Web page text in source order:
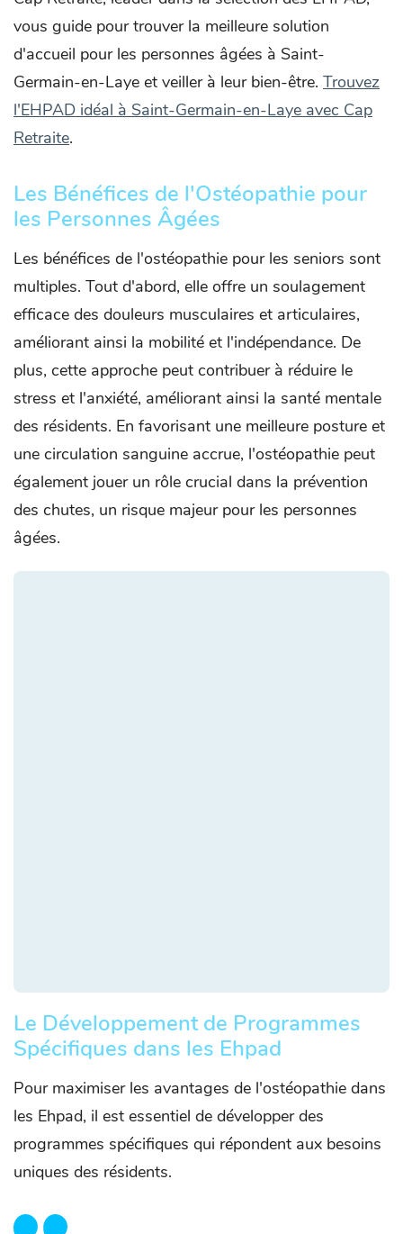
vous guide pour trouver la meilleure solution
d'accueil pour les personnes âgées à Saint-
Germain-en-Laye et veiller à leur bien-être. Trouvez
l'EHPAD idéal à Saint-Germain-en-Laye avec Cap
Retraite.
Les Bénéfices de l'Ostéopathie pour
les Personnes Âgées
Les bénéfices de l'ostéopathie pour les seniors sont
multiples. Tout d'abord, elle offre un soulagement
efficace des douleurs musculaires et articulaires,
améliorant ainsi la mobilité et l'indépendance. De
plus, cette approche peut contribuer à réduire le
stress et l'anxiété, améliorant ainsi la santé mentale
des résidents. En favorisant une meilleure posture et
une circulation sanguine accrue, l'ostéopathie peut
également jouer un rôle crucial dans la prévention
des chutes, un risque majeur pour les personnes
âgées.
Le Développement de Programmes
Spécifiques dans les Ehpad
Pour maximiser les avantages de l'ostéopathie dans
les Ehpad, il est essentiel de développer des
programmes spécifiques qui répondent aux besoins
uniques des résidents.